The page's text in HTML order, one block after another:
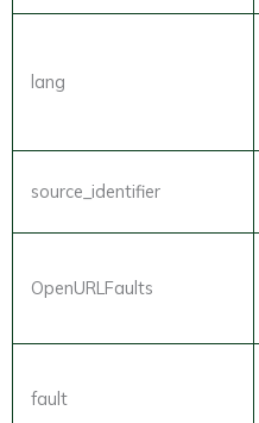
lang
source_identifier
OpenURLFaults
fault